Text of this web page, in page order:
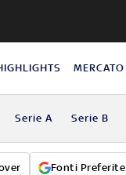
MERCATO
Serie A Serie B
Fonti Preferite